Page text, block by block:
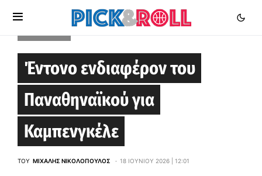
Έντονο ενδιαφέρον του
Παναθηναϊκού για
Καμπενγκέλε
ΤΟΥ ΜΙΧΆΛΗΣ ΝΙΚΟΛΌΠΟΥΛΟΣ 18 ΙΟΥΝΊΟΥ 2026 | 12:01